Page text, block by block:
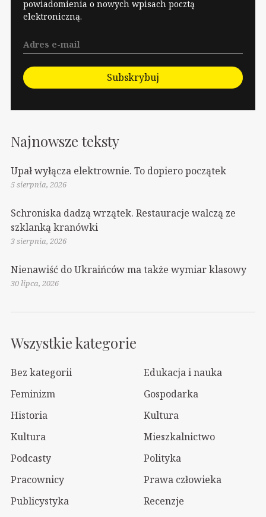
powiadomienia o nowych wpisach pocztą
elektroniczną.
Subskrybuj
Najnowsze teksty
Upał wyłącza elektrownie. To dopiero początek
5 sierpnia, 2026
Schroniska dadzą wrzątek. Restauracje walczą ze
szklanką kranówki
3 sierpnia, 2026
Nienawiść do Ukraińców ma także wymiar klasowy
30 lipca, 2026
Wszystkie kategorie
Bez kategorii
Edukacja i nauka
Feminizm
Gospodarka
Historia
Kultura
Kultura
Mieszkalnictwo
Podcasty
Polityka
Pracownicy
Prawa człowieka
Publicystyka
Recenzje